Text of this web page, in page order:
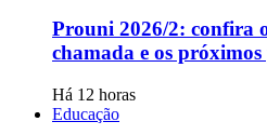
Prouni 2026/2: confira
chamada e os próximos
Há 12 horas
Educação